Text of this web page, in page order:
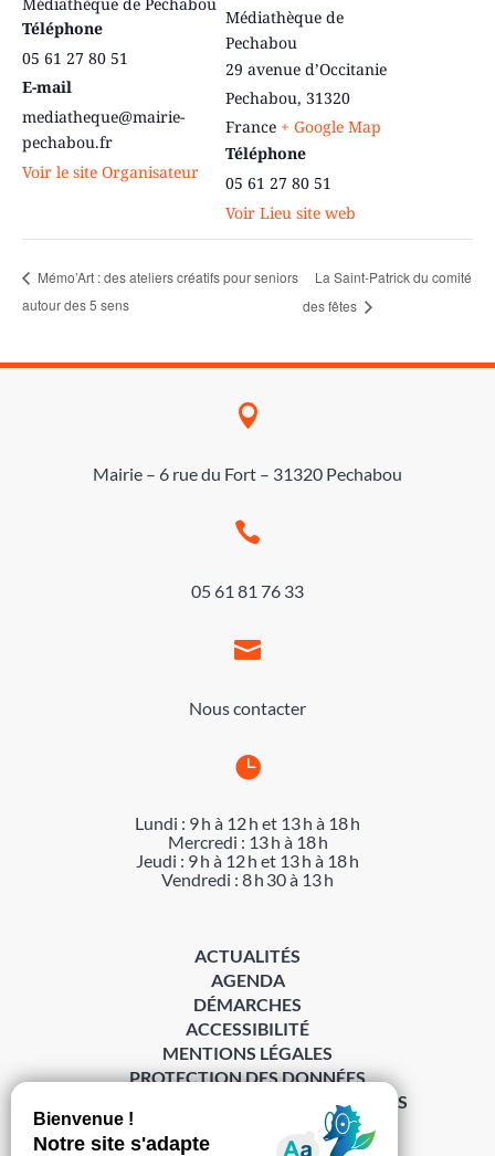
Téléphone
05 61 27 80 51
E-mail
mediatheque@mairie-
pechabou.fr
Voir le site Organisateur
Médiathèque de
Pechabou
29 avenue d’Occitanie
Pechabou, 31320
France + Google Map
Téléphone
05 61 27 80 51
Voir Lieu site web
Mémo’Art : des ateliers créatifs pour seniors
autour des 5 sens
La Saint-Patrick du comité
des fêtes

Mairie – 6 rue du Fort – 31320 Pechabou

05 61 81 76 33

Nous contacter

Lundi : 9 h à 12 h et 13 h à 18 h
Mercredi : 13 h à 18 h
Jeudi : 9 h à 12 h et 13 h à 18 h
Vendredi : 8 h 30 à 13 h
ACTUALITÉS
AGENDA
DÉMARCHES
ACCESSIBILITÉ
MENTIONS LÉGALES
PROTECTION DES DONNÉES
POLITIQUE DE GESTION DES COOKIES